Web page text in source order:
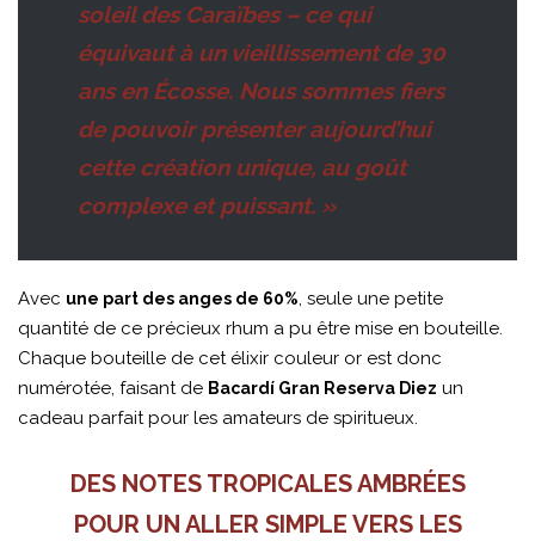
soleil des Caraïbes – ce qui
équivaut à un vieillissement de 30
ans en Écosse. Nous sommes fiers
de pouvoir présenter aujourd’hui
cette création unique, au goût
complexe et puissant. »
Avec une part des anges de 60%, seule une petite
quantité de ce précieux rhum a pu être mise en bouteille.
Chaque bouteille de cet élixir couleur or est donc
numérotée, faisant de Bacardí Gran Reserva Diez un
cadeau parfait pour les amateurs de spiritueux.
DES NOTES TROPICALES AMBRÉES
POUR UN ALLER SIMPLE VERS LES